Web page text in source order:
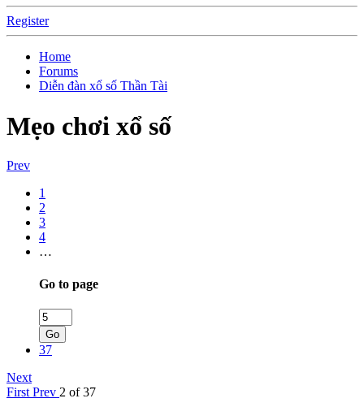
Register
Home
Forums
Diễn đàn xổ số Thần Tài
Mẹo chơi xổ số
Prev
1
2
3
4
…
Go to page
Go
37
Next
First Prev 2 of 37